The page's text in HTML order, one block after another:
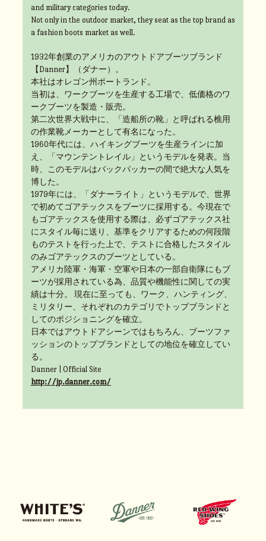
and military categories today.
Not only in the outdoor market, they seat as the top brand as
a fashion boots market as well.
1932年創業のアメリカのアウトドアブーツブランド
【Danner】（ダナー）。
本社はオレゴン州ポートランド。
当初は、ワークブーツを生産する工場で、低価格のワ
ークブーツを製造・販売。
第二次世界大戦中に、「造船所の靴」と呼ばれる樵用
の作業靴メーカーとして有名になった。
1960年代には、ハイキングブーツを生産ラインに加
え、「マウンテントレイル」というモデルを発表。当
時、このモデルはバックパッカーの間で絶大な人気を
博した。
1979年には、「ダナーライト」というモデルで、世界
で初めてゴアテックスをブーツに採用する。今現在で
もゴアテックスを使用する際は、必ずゴアテックス社
にスタイル毎に送り、基準をクリアするための何段階
ものテストを行った上で、テストに合格したスタイル
のみゴアテックスのブーツとしている。
アメリカ陸軍・海軍・空軍や日本の一部自衛隊にもブ
ーツが採用されている為、品質や機能性に関しての実
績は十分。 現在に至っても、ワーク、ハンティング、
ミリタリー、それぞれのカテゴリでトップブランドと
してのポジショニングを確立。
日本ではアウトドアシーンではもちろん、ブーツファ
ッションのトップブランドとしての地位を確立してい
る。
Danner | Official Site
http://jp.danner.com/